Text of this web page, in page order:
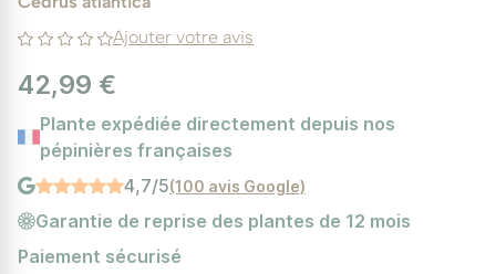
Ajouter votre avis
42,99 €
Plante expédiée directement depuis nos
pépinières françaises
4,7/5(100 avis Google)
Garantie de reprise des plantes de 12 mois
Paiement sécurisé